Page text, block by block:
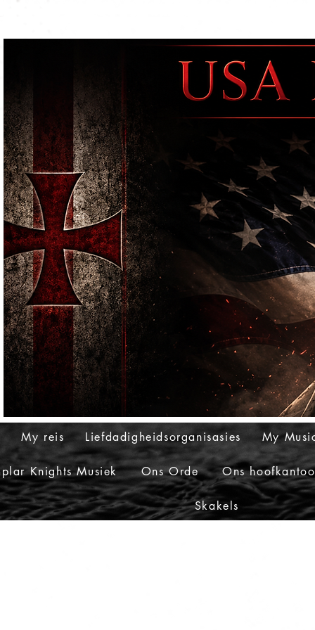
My reis Liefdadigheidsorganisasies My
Knights Musiek Ons Orde Ons
Skakels